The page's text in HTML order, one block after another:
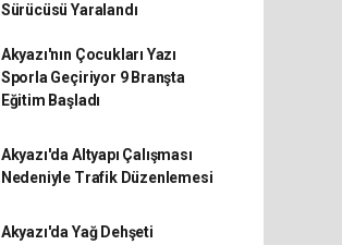
Sürücüsü Yaralandı
Akyazı'nın Çocukları Yazı
Sporla Geçiriyor 9 Branşta
Eğitim Başladı
Akyazı'da Altyapı Çalışması
Nedeniyle Trafik Düzenlemesi
Akyazı'da Yağ Dehşeti